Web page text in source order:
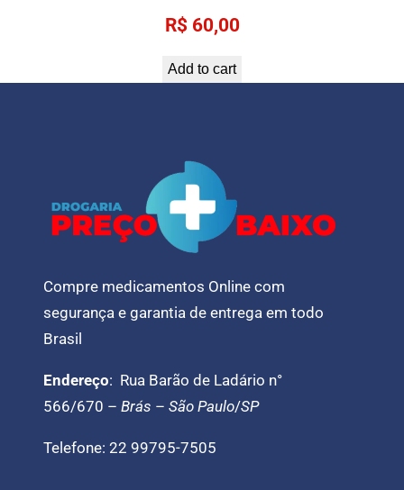
R$ 60,00
Add to cart
Compre medicamentos Online com
segurança e garantia de entrega em todo
Brasil
Endereço: Rua Barão de Ladário n°
566/670 – Brás – São Paulo/SP
Telefone: 22 99795-7505